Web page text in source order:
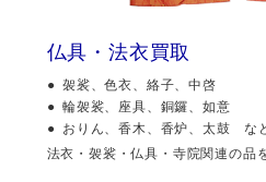
仏具・法衣買取
袈裟、色衣、絡子、中啓
輪袈裟、座具、銅鑼、如意
おりん、香木、香炉、太鼓 な
法衣・袈裟・仏具・寺院関連の品